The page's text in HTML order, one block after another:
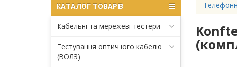
КАТАЛОГ ТОВАРІВ
Кабельні та мережеві тестери
Тестування оптичного кабелю
(ВОЛЗ)